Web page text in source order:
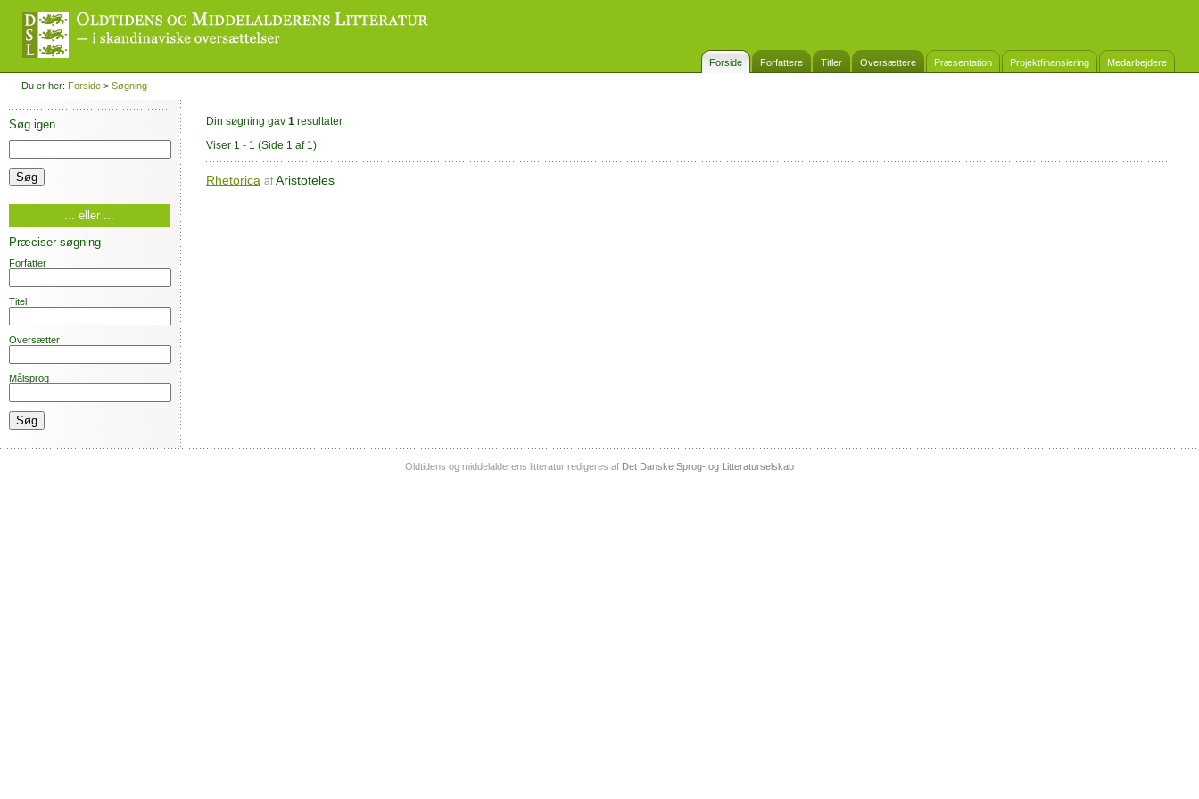
Forside Forfattere Titler Oversættere Præsentation Projektfinansiering Medarbejdere
Du er her: Forside > Søgning
Søg igen
... eller ...
Præciser søgning
Forfatter
Titel
Oversætter
Målsprog
Din søgning gav 1 resultater
Viser 1 - 1 (Side 1 af 1)
Rhetorica afAristoteles
Oldtidens og middelalderens litteratur redigeres af Det Danske Sprog- og Litteraturselskab